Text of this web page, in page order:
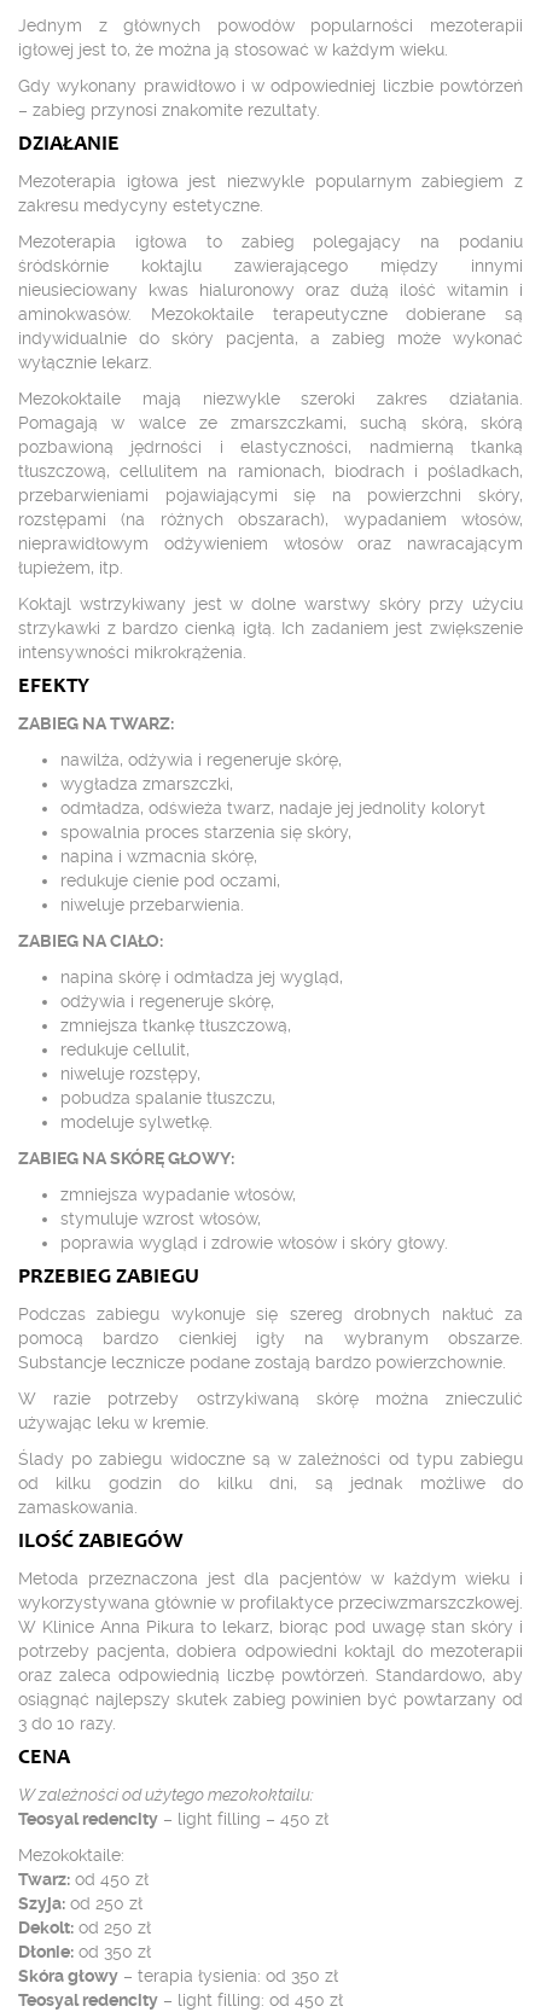
Jednym z głównych powodów popularności mezoterapii
igłowej jest to, że można ją stosować w każdym wieku.
Gdy wykonany prawidłowo i w odpowiedniej liczbie powtórzeń
– zabieg przynosi znakomite rezultaty.
DZIAŁANIE
Mezoterapia igłowa jest niezwykle popularnym zabiegiem z
zakresu medycyny estetyczne.
Mezoterapia igłowa to zabieg polegający na podaniu
śródskórnie koktajlu zawierającego między innymi
nieusieciowany kwas hialuronowy oraz dużą ilość witamin i
aminokwasów. Mezokoktaile terapeutyczne dobierane są
indywidualnie do skóry pacjenta, a zabieg może wykonać
wyłącznie lekarz.
Mezokoktaile mają niezwykle szeroki zakres działania.
Pomagają w walce ze zmarszczkami, suchą skórą, skórą
pozbawioną jędrności i elastyczności, nadmierną tkanką
tłuszczową, cellulitem na ramionach, biodrach i pośladkach,
przebarwieniami pojawiającymi się na powierzchni skóry,
rozstępami (na różnych obszarach), wypadaniem włosów,
nieprawidłowym odżywieniem włosów oraz nawracającym
łupieżem, itp.
Koktajl wstrzykiwany jest w dolne warstwy skóry przy użyciu
strzykawki z bardzo cienką igłą. Ich zadaniem jest zwiększenie
intensywności mikrokrążenia.
EFEKTY
ZABIEG NA TWARZ:
nawilża, odżywia i regeneruje skórę,
wygładza zmarszczki,
odmładza, odświeża twarz, nadaje jej jednolity koloryt
spowalnia proces starzenia się skóry,
napina i wzmacnia skórę,
redukuje cienie pod oczami,
niweluje przebarwienia.
ZABIEG NA CIAŁO:
napina skórę i odmładza jej wygląd,
odżywia i regeneruje skórę,
zmniejsza tkankę tłuszczową,
redukuje cellulit,
niweluje rozstępy,
pobudza spalanie tłuszczu,
modeluje sylwetkę.
ZABIEG NA SKÓRĘ GŁOWY:
zmniejsza wypadanie włosów,
stymuluje wzrost włosów,
poprawia wygląd i zdrowie włosów i skóry głowy.
PRZEBIEG ZABIEGU
Podczas zabiegu wykonuje się szereg drobnych nakłuć za
pomocą bardzo cienkiej igły na wybranym obszarze.
Substancje lecznicze podane zostają bardzo powierzchownie.
W razie potrzeby ostrzykiwaną skórę można znieczulić
używając leku w kremie.
Ślady po zabiegu widoczne są w zależności od typu zabiegu
od kilku godzin do kilku dni, są jednak możliwe do
zamaskowania.
ILOŚĆ ZABIEGÓW
Metoda przeznaczona jest dla pacjentów w każdym wieku i
wykorzystywana głównie w profilaktyce przeciwzmarszczkowej.
W Klinice Anna Pikura to lekarz, biorąc pod uwagę stan skóry i
potrzeby pacjenta, dobiera odpowiedni koktajl do mezoterapii
oraz zaleca odpowiednią liczbę powtórzeń. Standardowo, aby
osiągnąć najlepszy skutek zabieg powinien być powtarzany od
3 do 10 razy.
CENA
W zależności od użytego mezokoktailu:
Teosyal redencity – light filling – 450 zł
Mezokoktaile:
Twarz: od 450 zł
Szyja: od 250 zł
Dekolt: od 250 zł
Dłonie: od 350 zł
Skóra głowy – terapia łysienia: od 350 zł
Teosyal redencity – light filling: od 450 zł